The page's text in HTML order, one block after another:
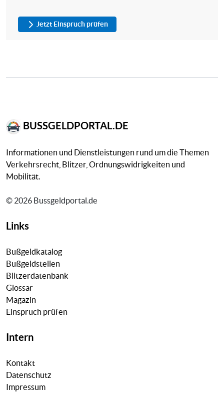
Jetzt Einspruch prüfen
BUSSGELDPORTAL.DE
Informationen und Dienstleistungen rund um die Themen
Verkehrsrecht, Blitzer, Ordnungswidrigkeiten und
Mobilität.
© 2026 Bussgeldportal.de
Links
Bußgeldkatalog
Bußgeldstellen
Blitzerdatenbank
Glossar
Magazin
Einspruch prüfen
Intern
Kontakt
Datenschutz
Impressum